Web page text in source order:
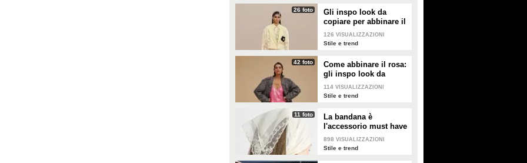
26 foto
Gli inspo look da
copiare per abbinare il
giallo
126 VISUALIZZAZIONI
Stile e trend
42 foto
Come abbinare il rosa:
gli inspo look da
copiare
114 VISUALIZZAZIONI
Stile e trend
11 foto
La bandana è
l'accessorio must have
dell'estate 2026: i
modelli di tendenza
898 VISUALIZZAZIONI
Stile e trend